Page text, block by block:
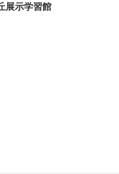
展示学習館